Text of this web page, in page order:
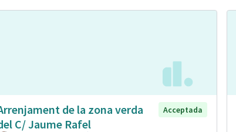
de la zona verda
C/ Jaume Rafel
Acceptada